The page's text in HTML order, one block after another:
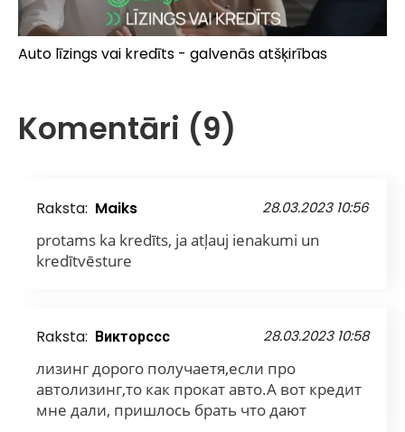
Auto līzings vai kredīts - galvenās atšķirības
Komentāri (9)
Raksta: Maiks 28.03.2023 10:56
protams ka kredīts, ja atļauj ienakumi un
kredītvēsture
Raksta: Викторссс 28.03.2023 10:58
лизинг дорого получаетя,если про
автолизинг,то как прокат авто.А вот кредит
мне дали, пришлось брать что дают